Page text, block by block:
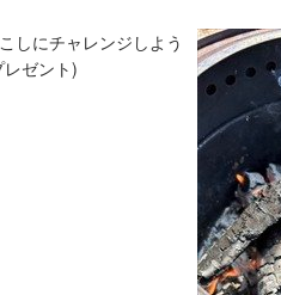
しにチャレンジしよう
ゼント)